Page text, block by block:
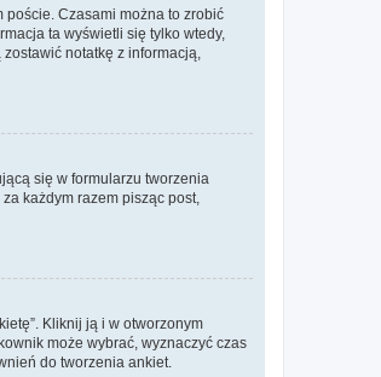
poście. Czasami można to zrobić
ta wyświetli się tylko wtedy,
notatkę z informacją,
się w formularzu tworzenia
każdym razem pisząc post,
Kliknij ją i w otworzonym
może wybrać, wyznaczyć czas
do tworzenia ankiet.